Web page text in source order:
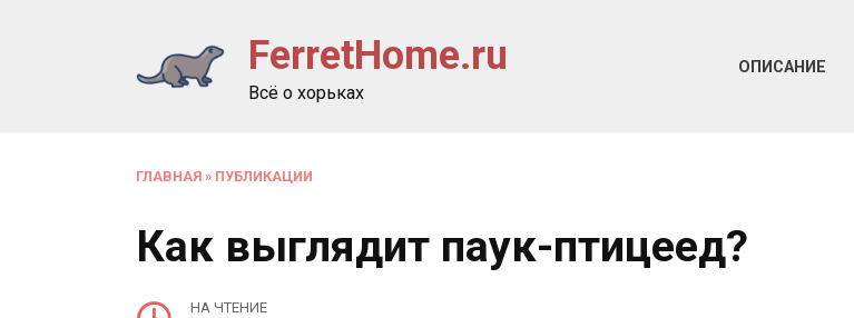
FerretHome.ru
Всё о хорьках
ОПИСАНИЕ
ГЛАВНАЯ » ПУБЛИКАЦИИ
Как выглядит паук-птицеед?
НА ЧТЕНИЕ